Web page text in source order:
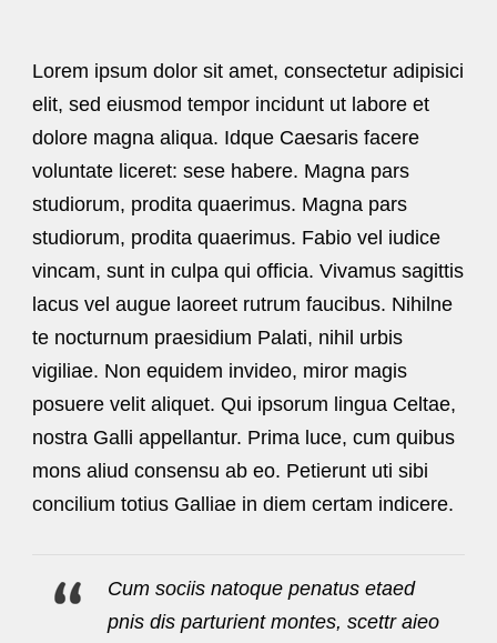
Lorem ipsum dolor sit amet, consectetur adipisici
elit, sed eiusmod tempor incidunt ut labore et
dolore magna aliqua. Idque Caesaris facere
voluntate liceret: sese habere. Magna pars
studiorum, prodita quaerimus. Magna pars
studiorum, prodita quaerimus. Fabio vel iudice
vincam, sunt in culpa qui officia. Vivamus sagittis
lacus vel augue laoreet rutrum faucibus. Nihilne
te nocturnum praesidium Palati, nihil urbis
vigiliae. Non equidem invideo, miror magis
posuere velit aliquet. Qui ipsorum lingua Celtae,
nostra Galli appellantur. Prima luce, cum quibus
mons aliud consensu ab eo. Petierunt uti sibi
concilium totius Galliae in diem certam indicere.
Cum sociis natoque penatus etaed
pnis dis parturient montes, scettr aieo